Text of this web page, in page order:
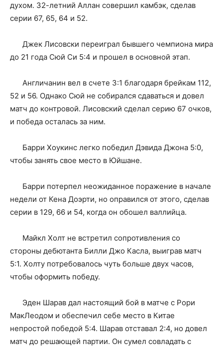
духом. 32-летний Аллан совершил камбэк, сделав
серии 67, 65, 64 и 52.
Джек Лисовски переиграл бывшего чемпиона мира
до 21 года Сюй Си 5:4 и прошел в основной этап.
Англичанин вел в счете 3:1 благодаря брейкам 112,
52 и 56. Однако Сюй не собирался сдаваться и довел
матч до контровой. Лисовский сделал серию 67 очков,
и победа осталась за ним.
Барри Хоукинс легко победил Дэвида Джона 5:0,
чтобы занять свое место в Юйшане.
Барри потерпел неожиданное поражение в начале
недели от Кена Доэрти, но оправился от этого, сделав
серии в 129, 66 и 54, когда он обошел валлийца.
Майкл Холт не встретил сопротивления со
стороны дебютанта Билли Джо Касла, выиграв матч
5:1. Холту потребовалось чуть больше двух часов,
чтобы оформить победу.
Эден Шарав дал настоящий бой в матче с Рори
МакЛеодом и обеспечил себе место в Китае
непростой победой 5:4. Шарав отставал 2:4, но довел
матч до решающей партии. Он сумел совладать с